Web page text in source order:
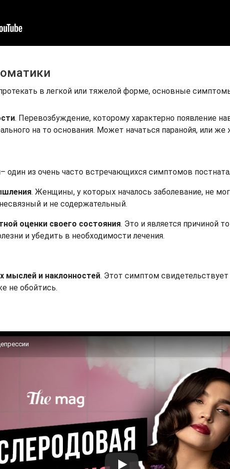
в легкой или тяжелой форме, основные
. Перевозбуждение, которому характерно появление
на то основания. Может начаться паранойя, или
– один из очень часто встречающихся симптомов
. Женщины, у которых началось заболевание, не
и не содержательный.
оценки своего состояния. Это и является причиной
и убедить в необходимости лечения.
мыслей и наклонностей. Этот симптом
не обойтись.